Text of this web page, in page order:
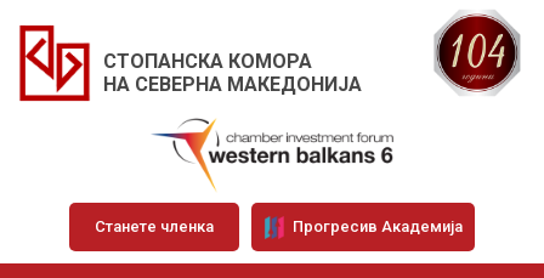
СТОПАНСКА КОМОРА
НА СЕВЕРНА МАКЕДОНИЈА
Станете членка Прогресив Академија